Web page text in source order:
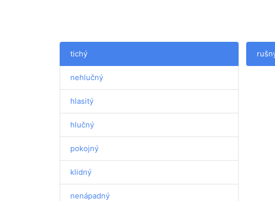
tichý
nehlučný
hlasitý
hlučný
pokojný
klidný
nenápadný